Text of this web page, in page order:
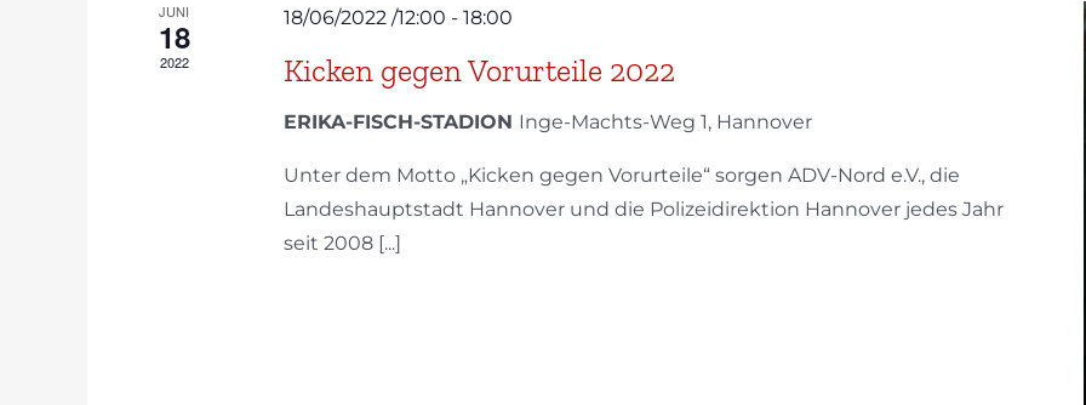
JUNI
18
2022
18/06/2022 /12:00 - 18:00
Kicken gegen Vorurteile 2022
ERIKA-FISCH-STADION Inge-Machts-Weg 1, Hannover
Unter dem Motto „Kicken gegen Vorurteile“ sorgen ADV-Nord e.V., die
Landeshauptstadt Hannover und die Polizeidirektion Hannover jedes Jahr
seit 2008 [...]